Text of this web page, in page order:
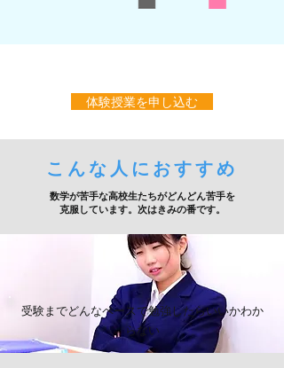
体験授業を申し込む
こんな人におすすめ
​数学が苦手な高校生たちがどんどん苦手を
克服しています。次はきみの番です。
受験までどんなペースで勉強したらいいかわか
らない